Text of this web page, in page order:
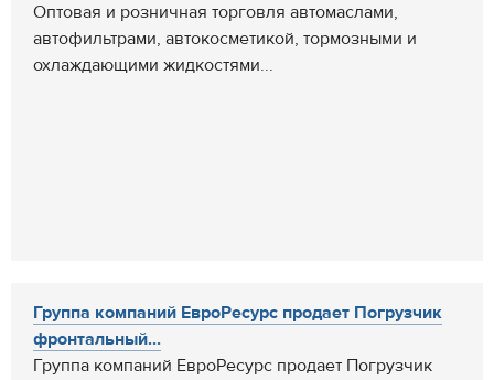
Оптовая и розничная торговля автомаслами,
автофильтрами, автокосметикой, тормозными и
охлаждающими жидкостями...
Группа компаний ЕвроРесурс продает Погрузчик
фронтальный...
Группа компаний ЕвроРесурс продает Погрузчик